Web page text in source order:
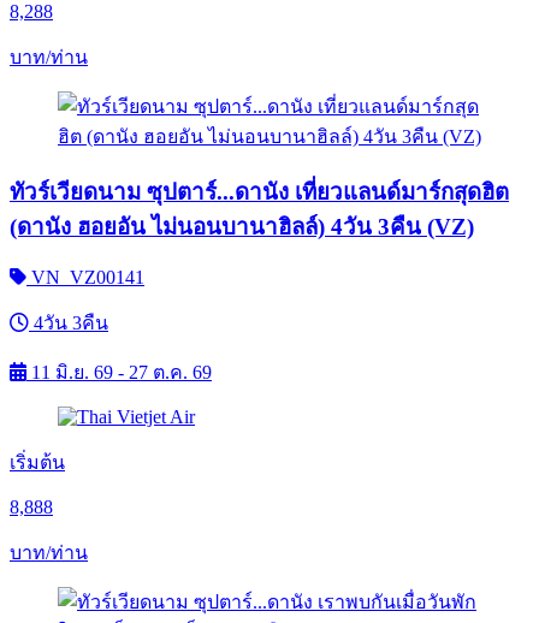
8,288
บาท/ท่าน
ทัวร์เวียดนาม ซุปตาร์...ดานัง เที่ยวแลนด์มาร์กสุดฮิต
(ดานัง ฮอยอัน ไม่นอนบานาฮิลล์) 4วัน 3คืน (VZ)
VN_VZ00141
4วัน 3คืน
11 มิ.ย. 69 - 27 ต.ค. 69
เริ่มต้น
8,888
บาท/ท่าน